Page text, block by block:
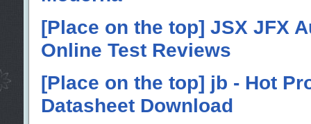
[Place on the top] JSX JFX
Online Test Reviews
[Place on the top] jb - Hot
Datasheet Download